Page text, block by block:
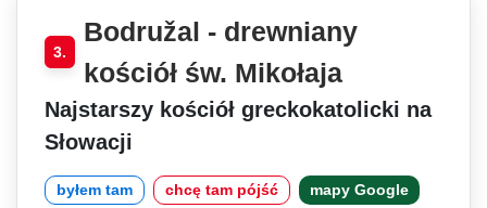
3.
Bodružal - drewniany
kościół św. Mikołaja
Najstarszy kościół greckokatolicki na
Słowacji
byłem tam chcę tam pójść mapy Google